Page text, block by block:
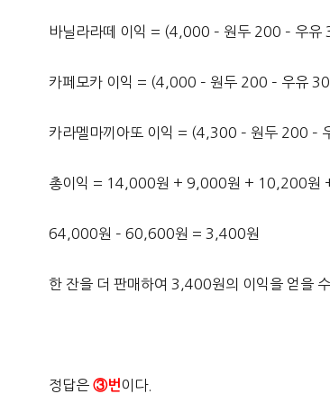
바닐라라떼 이익 = (4,000 – 원두 200 – 우
카페모카 이익 = (4,000 – 원두 200 – 우유
카라멜마끼아또 이익 = (4,300 – 원두 200 –
총이익 = 14,000원 + 9,000원 + 10,200
64,000원 – 60,600원 = 3,400원
한 잔을 더 판매하여 3,400원의 이익을 얻을
정답은 ③번 이다.